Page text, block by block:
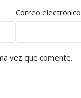
Correo electrónico
vez que comente.